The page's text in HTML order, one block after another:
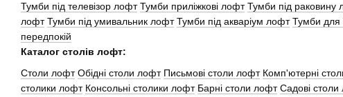
Тумби під телевізор лофт Тумби приліжкові лофт Тумби під раковину
лофт Тумби під умивальник лофт Тумби під акваріум лофт Тумби
передпокій
Каталог столів лофт:
Cтоли лофт Обідні столи лофт Письмові столи лофт Комп'ютерні
столики лофт Консольні столики лофт Барні столи лофт Садові